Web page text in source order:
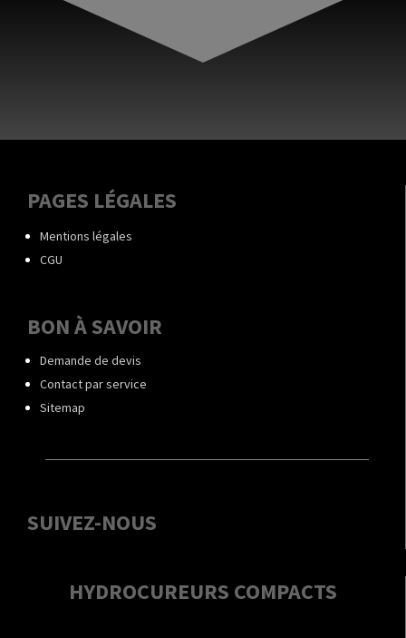
PAGES LÉGALES
Mentions légales
CGU
BON À SAVOIR
Demande de devis
Contact par service
Sitemap
SUIVEZ-NOUS
HYDROCUREURS COMPACTS